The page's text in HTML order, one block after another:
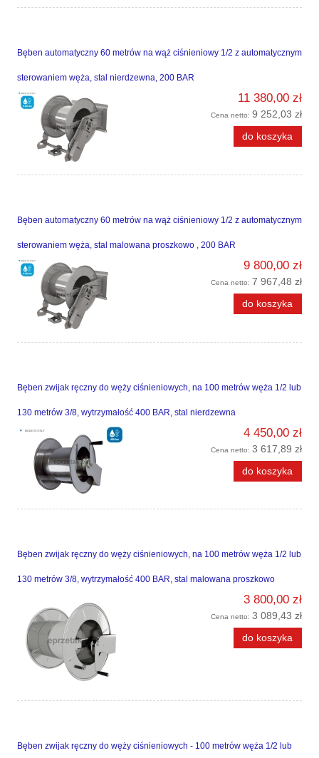
Bęben automatyczny 60 metrów na wąż ciśnieniowy 1/2 z automatycznym
sterowaniem węża, stal nierdzewna, 200 BAR
11 380,00 zł
Cena netto: 9 252,03 zł
do koszyka
Bęben automatyczny 60 metrów na wąż ciśnieniowy 1/2 z automatycznym
sterowaniem węża, stal malowana proszkowo , 200 BAR
9 800,00 zł
Cena netto: 7 967,48 zł
do koszyka
Bęben zwijak ręczny do węży ciśnieniowych, na 100 metrów węża 1/2 lub
130 metrów 3/8, wytrzymałość 400 BAR, stal nierdzewna
4 450,00 zł
Cena netto: 3 617,89 zł
do koszyka
Bęben zwijak ręczny do węży ciśnieniowych, na 100 metrów węża 1/2 lub
130 metrów 3/8, wytrzymałość 400 BAR, stal malowana proszkowo
3 800,00 zł
Cena netto: 3 089,43 zł
do koszyka
Bęben zwijak ręczny do węży ciśnieniowych - 100 metrów węża 1/2 lub